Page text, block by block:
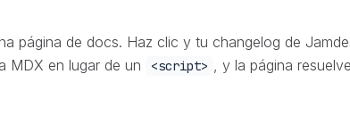
página de docs. Haz clic y tu changelog de
MDX en lugar de un <script> , y la página